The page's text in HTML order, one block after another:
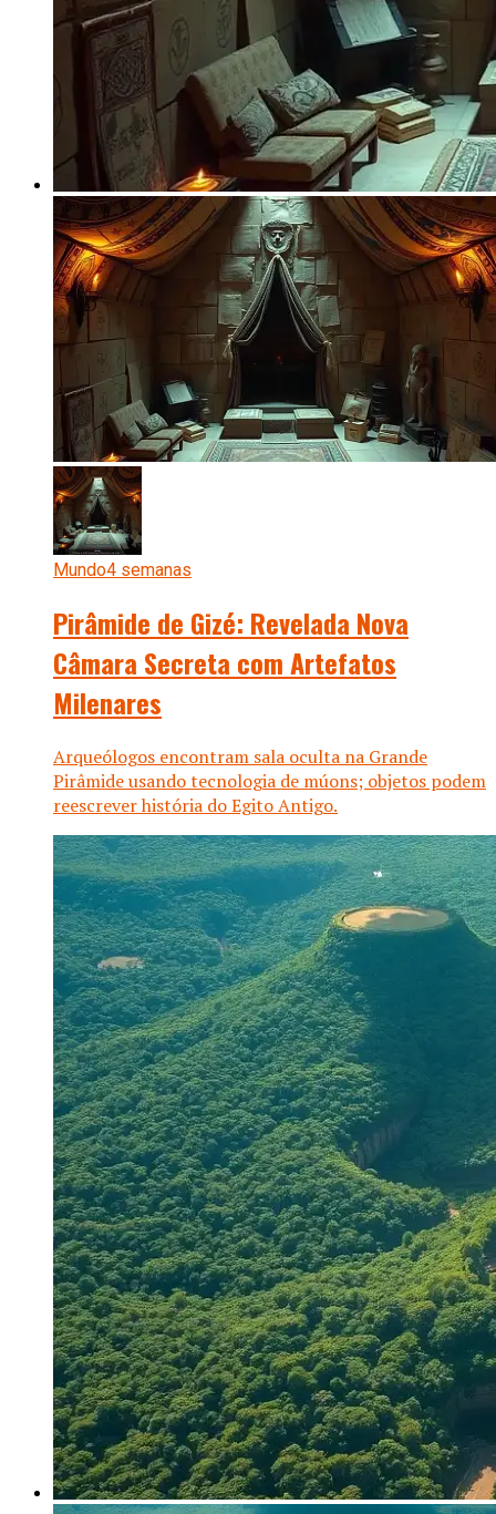
Mundo4 semanas
Pirâmide de Gizé: Revelada Nova
Câmara Secreta com Artefatos
Milenares
Arqueólogos encontram sala oculta na Grande
Pirâmide usando tecnologia de múons; objetos podem
reescrever história do Egito Antigo.